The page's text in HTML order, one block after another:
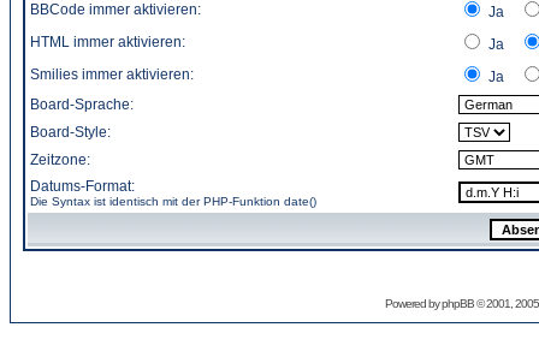
BBCode immer aktivieren:
Ja
HTML immer aktivieren:
Ja
Smilies immer aktivieren:
Ja
Board-Sprache:
Board-Style:
Zeitzone:
Datums-Format:
Die Syntax ist identisch mit der PHP-Funktion date()
Powered byphpBB© 2001,